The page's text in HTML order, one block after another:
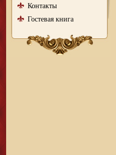
Контакты
Гостевая книга